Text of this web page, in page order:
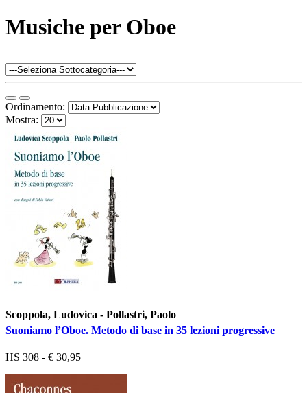
Musiche per Oboe
Ordinamento:
Mostra:
Scoppola, Ludovica - Pollastri, Paolo
Suoniamo l’Oboe. Metodo di base in 35 lezioni progressive
HS 308 - € 30,95